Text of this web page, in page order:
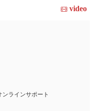
video
ンラインサポート